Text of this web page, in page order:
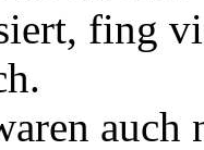
fing
auch